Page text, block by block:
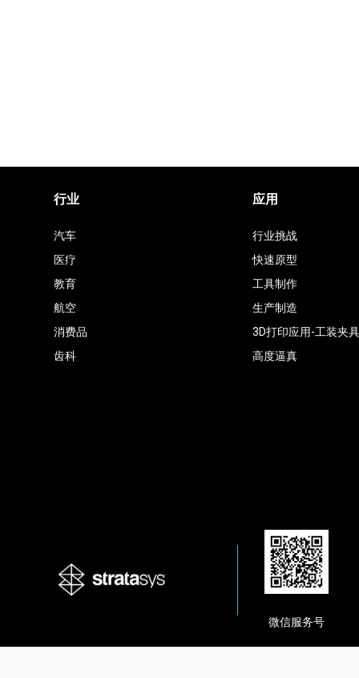
行业
汽车
医疗
教育
航空
消费品
齿科
应用
行业挑战
快速原型
工具制作
生产制造
3D打印应用-工装夹具
高度逼真
微信服务号